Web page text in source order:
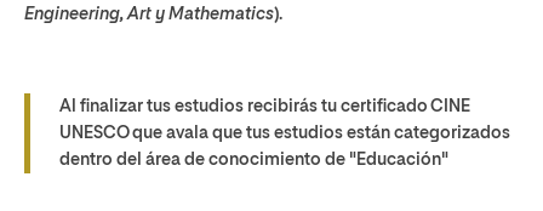
Engineering, Art y Mathematics).
Al finalizar tus estudios recibirás tu certificado CINE
UNESCO que avala que tus estudios están categorizados
dentro del área de conocimiento de "Educación"